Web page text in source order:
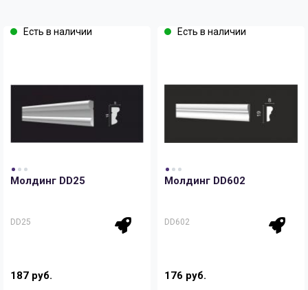
Есть в наличии
Молдинг DD25
DD25
187 руб.
Есть в наличии
Молдинг DD602
DD602
176 руб.